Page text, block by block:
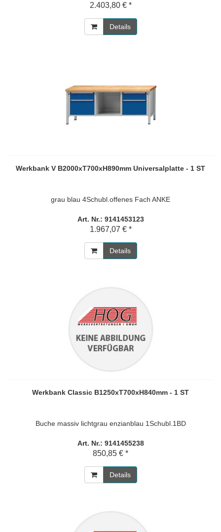
2.403,80 € *
Details
Werkbank V B2000xT700xH890mm Universalplatte - 1 ST
grau blau 4Schubl.offenes Fach ANKE
Art. Nr.: 9141453123
1.967,07 € *
Details
Werkbank Classic B1250xT700xH840mm - 1 ST
Buche massiv lichtgrau enzianblau 1Schubl.1BD
Art. Nr.: 9141455238
850,85 € *
Details